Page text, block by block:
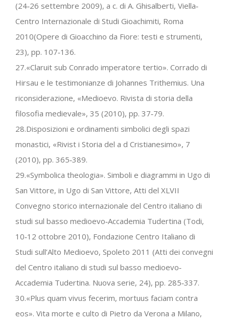
(24‐26 settembre 2009), a c. di A. Ghisalberti, Viella‐
Centro Internazionale di Studi Gioachimiti, Roma
2010(Opere di Gioacchino da Fiore: testi e strumenti,
23), pp. 107‐136.
27.«Claruit sub Conrado imperatore tertio». Corrado di
Hirsau e le testimonianze di Johannes Trithemius. Una
riconsiderazione, «Medioevo. Rivista di storia della
filosofia medievale», 35 (2010), pp. 37‐79.
28.Disposizioni e ordinamenti simbolici degli spazi
monastici, «Rivist i Storia del a d Cristianesimo», 7
(2010), pp. 365‐389.
29.«Symbolica theologia». Simboli e diagrammi in Ugo di
San Vittore, in Ugo di San Vittore, Atti del XLVII
Convegno storico internazionale del Centro italiano di
studi sul basso medioevo‐Accademia Tudertina (Todi,
10‐12 ottobre 2010), Fondazione Centro Italiano di
Studi sull’Alto Medioevo, Spoleto 2011 (Atti dei convegni
del Centro italiano di studi sul basso medioevo‐
Accademia Tudertina. Nuova serie, 24), pp. 285‐337.
30.«Plus quam vivus fecerim, mortuus faciam contra
eos». Vita morte e culto di Pietro da Verona a Milano,